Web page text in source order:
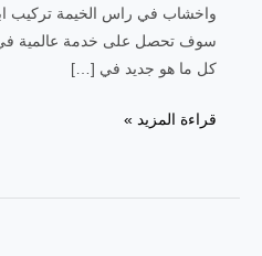
واخشاب في راس الخيمة تركيب
سوف تحصل على خدمة عالمية في
كل ما هو جديد في […]
قراءة المزيد »